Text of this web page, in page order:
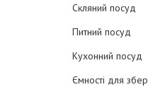
Скляний посуд
Питний посуд
Кухонний посуд
Ємності для